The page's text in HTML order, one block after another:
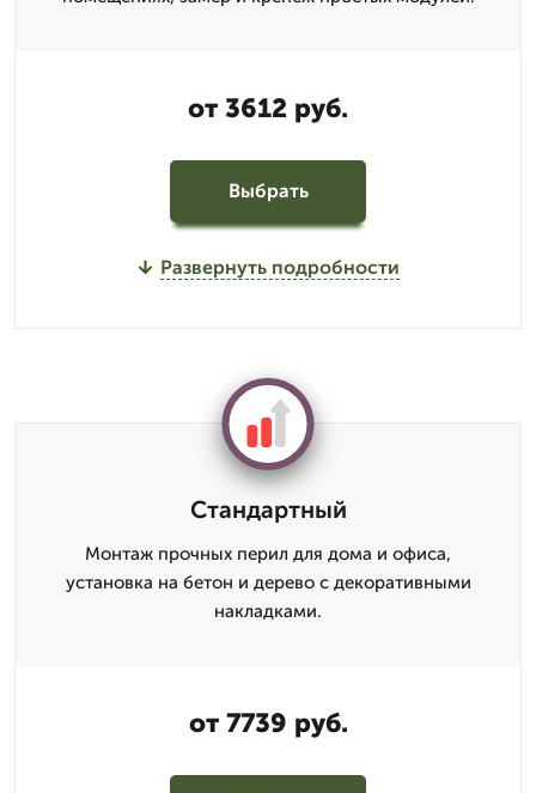
от 3612 руб.
Выбрать
Развернуть подробности
Стандартный
Монтаж прочных перил для дома и офиса,
установка на бетон и дерево с декоративными
накладками.
от 7739 руб.